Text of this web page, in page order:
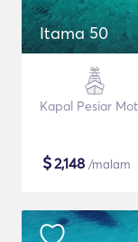
Itama 50
Kapal Pesiar
$2,148 /malam